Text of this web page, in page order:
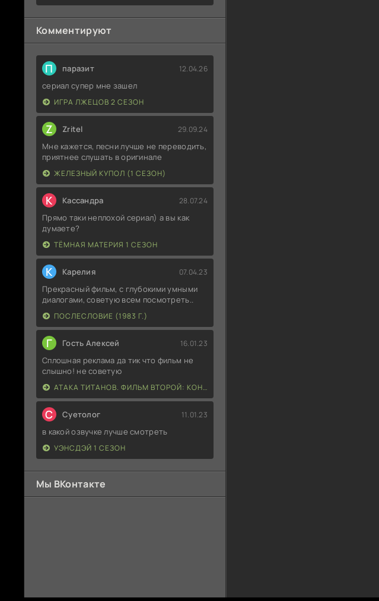
Комментируют
П паразит 12.04.26
сериал супер мне зашел
ИГРА ЛЖЕЦОВ 2 СЕЗОН
Z Zritel 29.09.24
Мне кажется, песни лучше не переводить,
приятнее слушать в оригинале
ЖЕЛЕЗНЫЙ КУПОЛ (1 СЕЗОН)
К Кассандра 28.07.24
Прямо таки неплохой сериал) а вы как
думаете?
ТЁМНАЯ МАТЕРИЯ 1 СЕЗОН
К Карелия 07.04.23
Прекрасный фильм, с глубокими умными
диалогами, советую всем посмотреть..
ПОСЛЕСЛОВИЕ (1983 Г.)
Г Гость Алексей 16.01.23
Сплошная реклама да тик что фильм не
слышно! не советую
АТАКА ТИТАНОВ. ФИЛЬМ ВТОРОЙ: КОНЕЦ СВЕТА
С Суетолог 11.01.23
в какой озвучке лучше смотреть
УЭНСДЭЙ 1 СЕЗОН
Мы ВКонтакте